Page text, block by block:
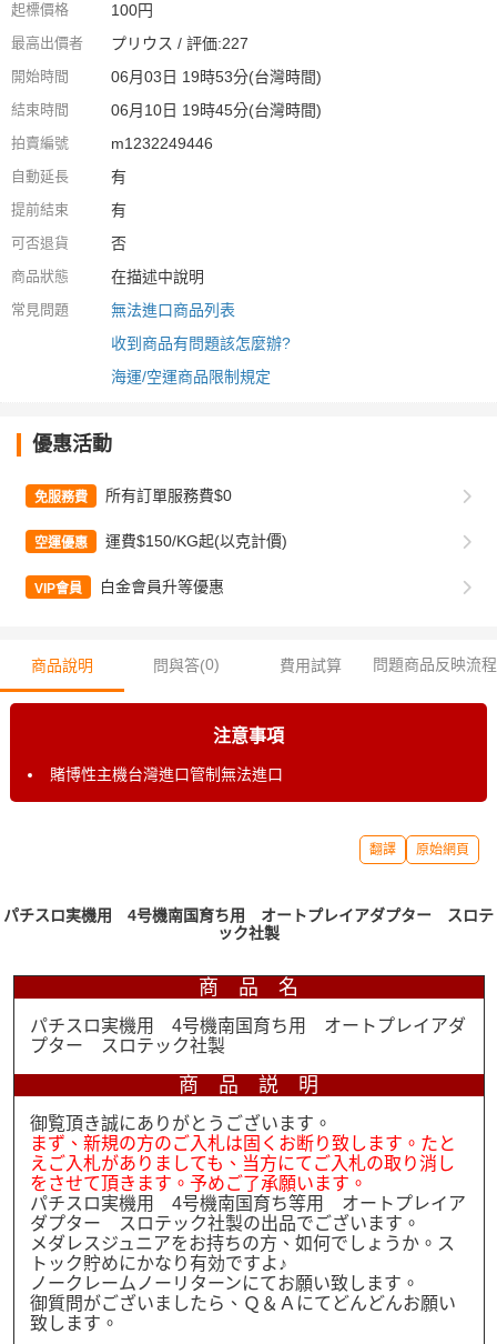
起標價格 100円
最高出價者 プリウス / 評価:227
開始時間 06月03日 19時53分(台灣時間)
結束時間 06月10日 19時45分(台灣時間)
拍賣編號 m1232249446
自動延長 有
提前結束 有
可否退貨 否
商品狀態 在描述中說明
常見問題
無法進口商品列表
收到商品有問題該怎麼辦?
海運/空運商品限制規定
優惠活動
免服務費 所有訂單服務費$0
空運優惠 運費$150/KG起(以克計價)
VIP會員 白金會員升等優惠
商品說明 問與答(0) 費用試算 問題商品反映流程
注意事項
賭博性主機台灣進口管制無法進口
翻譯 原始網頁
パチスロ実機用 4号機南国育ち用 オートプレイアダプター スロテ
ック社製
商 品 名
パチスロ実機用 4号機南国育ち用 オートプレイアダ
プター スロテック社製
商 品 説 明
御覧頂き誠にありがとうございます。
まず、新規の方のご入札は固くお断り致します。たと
えご入札がありましても、当方にてご入札の取り消し
をさせて頂きます。予めご了承願います。
パチスロ実機用 4号機南国育ち等用 オートプレイア
ダプター スロテック社製の出品でございます。
メダレスジュニアをお持ちの方、如何でしょうか。ス
トック貯めにかなり有効ですよ♪
ノークレームノーリターンにてお願い致します。
御質問がございましたら、Ｑ＆Ａにてどんどんお願い
致します。